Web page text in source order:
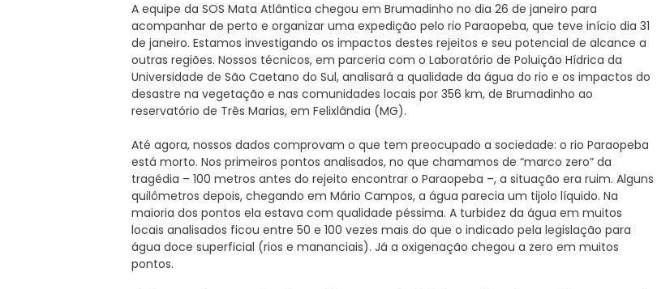
A equipe da SOS Mata Atlântica chegou em Brumadinho no dia 26 de janeiro para
acompanhar de perto e organizar uma expedição pelo rio Paraopeba, que teve início dia 31
de janeiro. Estamos investigando os impactos destes rejeitos e seu potencial de alcance a
outras regiões. Nossos técnicos, em parceria com o Laboratório de Poluição Hídrica da
Universidade de São Caetano do Sul, analisará a qualidade da água do rio e os impactos do
desastre na vegetação e nas comunidades locais por 356 km, de Brumadinho ao
reservatório de Três Marias, em Felixlândia (MG).
Até agora, nossos dados comprovam o que tem preocupado a sociedade: o rio Paraopeba
está morto. Nos primeiros pontos analisados, no que chamamos de “marco zero” da
tragédia – 100 metros antes do rejeito encontrar o Paraopeba –, a situação era ruim. Alguns
quilômetros depois, chegando em Mário Campos, a água parecia um tijolo líquido. Na
maioria dos pontos ela estava com qualidade péssima. A turbidez da água em muitos
locais analisados ficou entre 50 e 100 vezes mais do que o indicado pela legislação para
água doce superficial (rios e mananciais). Já a oxigenação chegou a zero em muitos
pontos.